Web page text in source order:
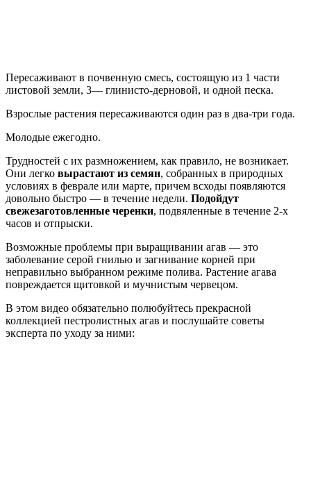
Пересаживают в почвенную смесь, состоящую из 1 части
листовой земли, 3— глинисто-дерновой, и одной песка.
Взрослые растения пересаживаются один раз в два-три года.
Молодые ежегодно.
Трудностей с их размножением, как правило, не возникает.
Они легко вырастают из семян, собранных в природных
условиях в феврале или марте, причем всходы появляются
довольно быстро — в течение недели. Подойдут
свежезаготовленные черенки, подвяленные в течение 2-х
часов и отпрыски.
Возможные проблемы при выращивании агав — это
заболевание серой гнилью и загнивание корней при
неправильно выбранном режиме полива. Растение агава
повреждается щитовкой и мучнистым червецом.
В этом видео обязательно полюбуйтесь прекрасной
коллекцией пестролистных агав и послушайте советы
эксперта по уходу за ними: